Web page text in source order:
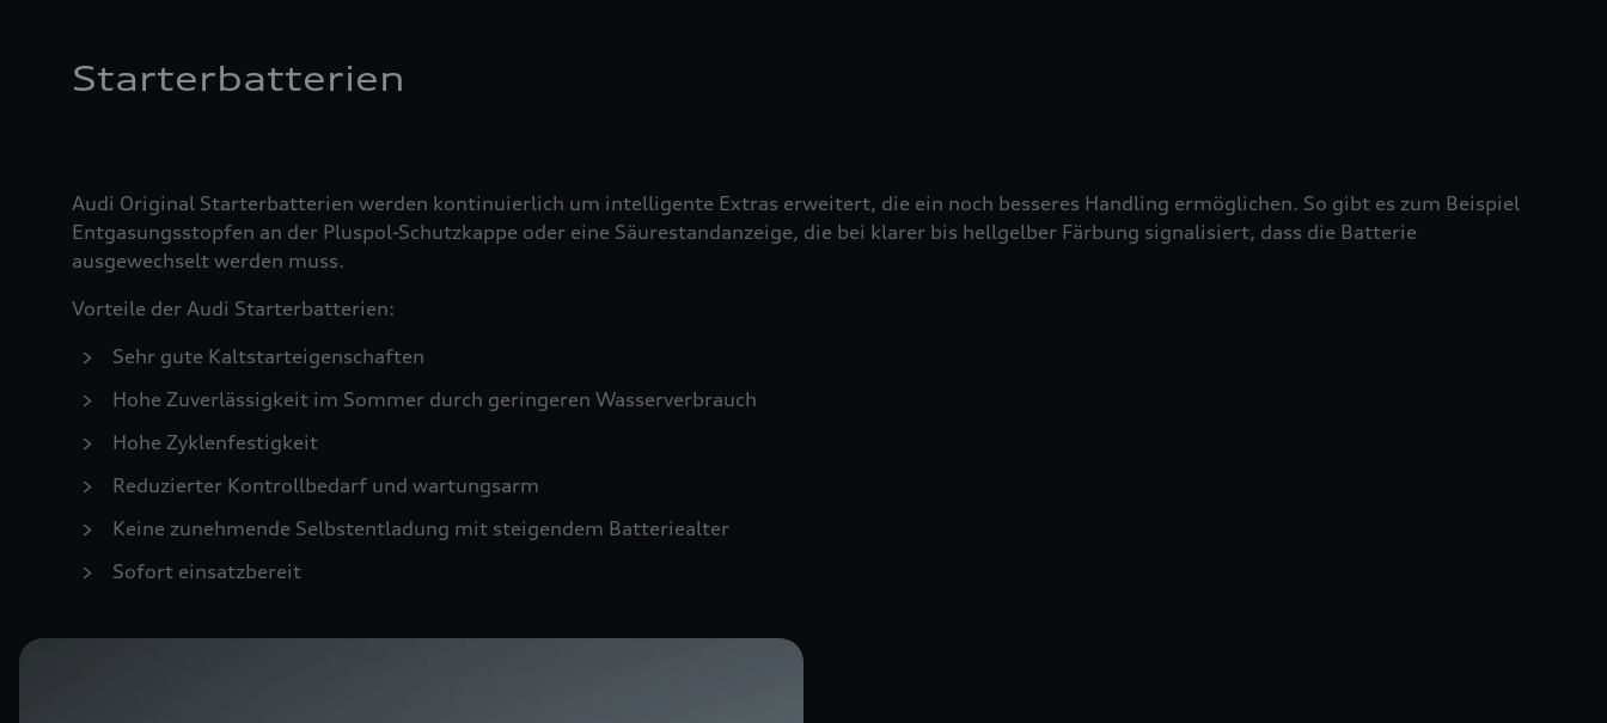
Starterbatterien
Audi Original Starterbatterien werden kontinuierlich um intelligente Extras erweitert, die ein noch besseres Handling ermöglichen. So gibt es zum Beispiel
Entgasungsstopfen an der Pluspol-Schutzkappe oder eine Säurestandanzeige, die bei klarer bis hellgelber Färbung signalisiert, dass die Batterie
ausgewechselt werden muss.
Vorteile der Audi Starterbatterien:
Sehr gute Kaltstarteigenschaften
Hohe Zuverlässigkeit im Sommer durch geringeren Wasserverbrauch
Hohe Zyklenfestigkeit
Reduzierter Kontrollbedarf und wartungsarm
Keine zunehmende Selbstentladung mit steigendem Batteriealter
Sofort einsatzbereit